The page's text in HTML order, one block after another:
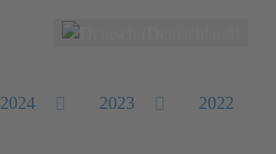
2024 2023 2022